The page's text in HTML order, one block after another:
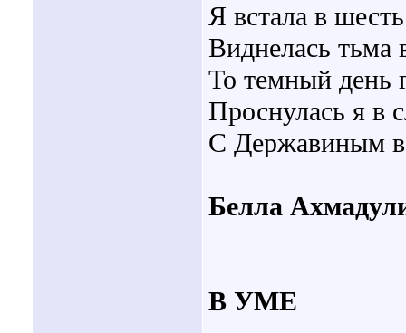
Я встала в
Виднелась тьма
То темный день
Проснулась я в
С Державиным
Белла
В УМЕ